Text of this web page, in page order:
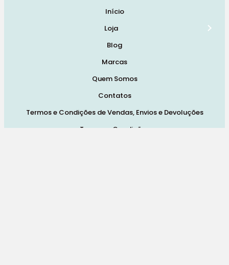
Início
Loja
Blog
Marcas
Quem Somos
Contatos
Termos e Condições de Vendas, Envios e Devoluções
Termos e Condições